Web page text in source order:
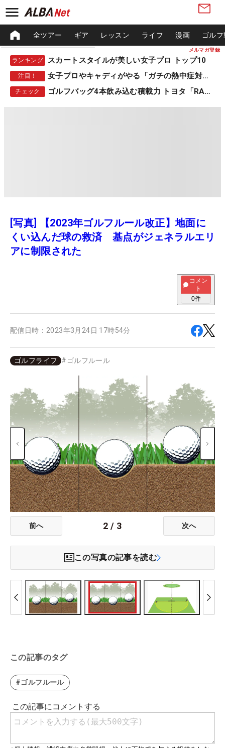
メルマガ登録
全ツアー ギア レッスン ライフ 漫画 ゴル
ランキング スカートスタイルが美しい女子プロ トップ10
注目！ 女子プロやキャディがやる「ガチの熱中症対策」
チェック ゴルフバッグ4本飲み込む積載力 トヨタ「RAV4」
[写真] 【2023年ゴルフルール改正】地面に
くい込んだ球の救済 基点がジェネラルエリ
アに制限された
コメン
ト
0件
配信日時： 2023年3月24日 17時54分
ゴルフライフ # ゴルフルール
前へ 2 / 3 次へ
この写真の記事を読む
この記事のタグ
#ゴルフルール